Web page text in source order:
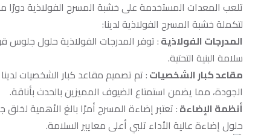
لتكملة خشبة المسرح الفولاذية لدينا:
المدرجات الفولاذية: توفر المدرجات الفولاذية حلول جلوس
سلامة البنية التحتية.
مقاعد كبار الشخصيات: تم تصميم مقاعد كبار الشخصيات
الجودة، مما يضمن استمتاع الضيوف المميزين بالحدث بأناقة.
أنظمة الإضاءة
حلول إضاءة عالية الأداء تلبي أعلى معايير السلامة.